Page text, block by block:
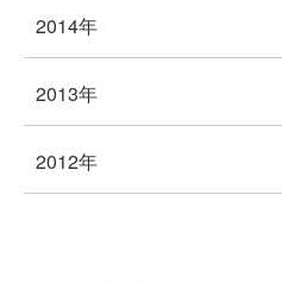
2014年
2013年
2012年